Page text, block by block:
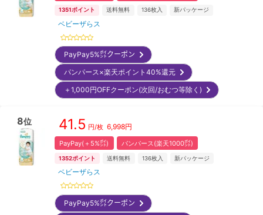
1351ポイント 送料無料 136枚入 新パッケージ
ベビーザらス
PayPay5%㌽クーポン
パンパース×楽天ポイント40%還元
＋1,000円OFFクーポン(次回/おむつ等除く)
8位 41.5 円/枚 6,998円
PayPay(＋5%㌽) パンパース(楽天1000㌽)
1352ポイント 送料無料 136枚入 新パッケージ
ベビーザらス
PayPay5%㌽クーポン